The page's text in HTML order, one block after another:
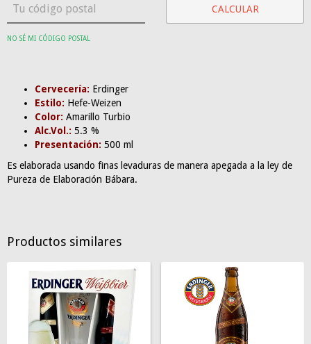
CALCULAR
NO SÉ MI CÓDIGO POSTAL
Cervecería: Erdinger
Estilo: Hefe-Weizen
Color: Amarillo Turbio
Alc.Vol.: 5.3 %
Presentación: 500 ml
Es elaborada usando finas levaduras de manera apegada a la ley de
Pureza de Elaboración Bábara.
Productos similares